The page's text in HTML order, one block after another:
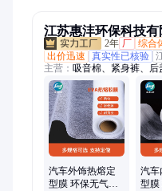
江苏惠沣环保科技有
2年 厂 综合
出价迅速
真实性已核验
主营： 吸音棉、紧身裤、
胶膜、网膜衬、纸胶膜、
音棉、内饰条、双面衬、
粘剂、热压胶、无纺布、热
汽车外饰热熔定
型膜 环保无气味
汽车
型膜